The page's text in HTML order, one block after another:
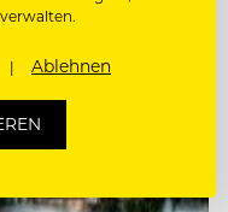
Ablehnen